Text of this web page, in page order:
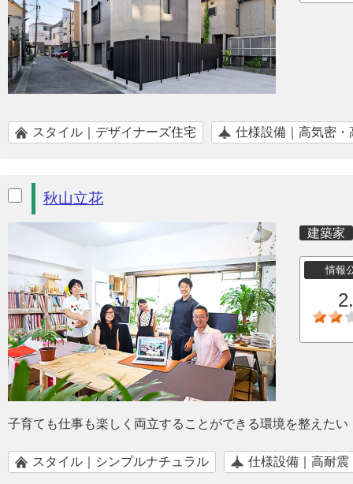
スタイル｜デザイナーズ住宅 仕様設備｜高気密・
秋山立花
建築家
情報
子育ても仕事も楽しく両立することができる環境を整えたい
スタイル｜シンプルナチュラル 仕様設備｜高耐震